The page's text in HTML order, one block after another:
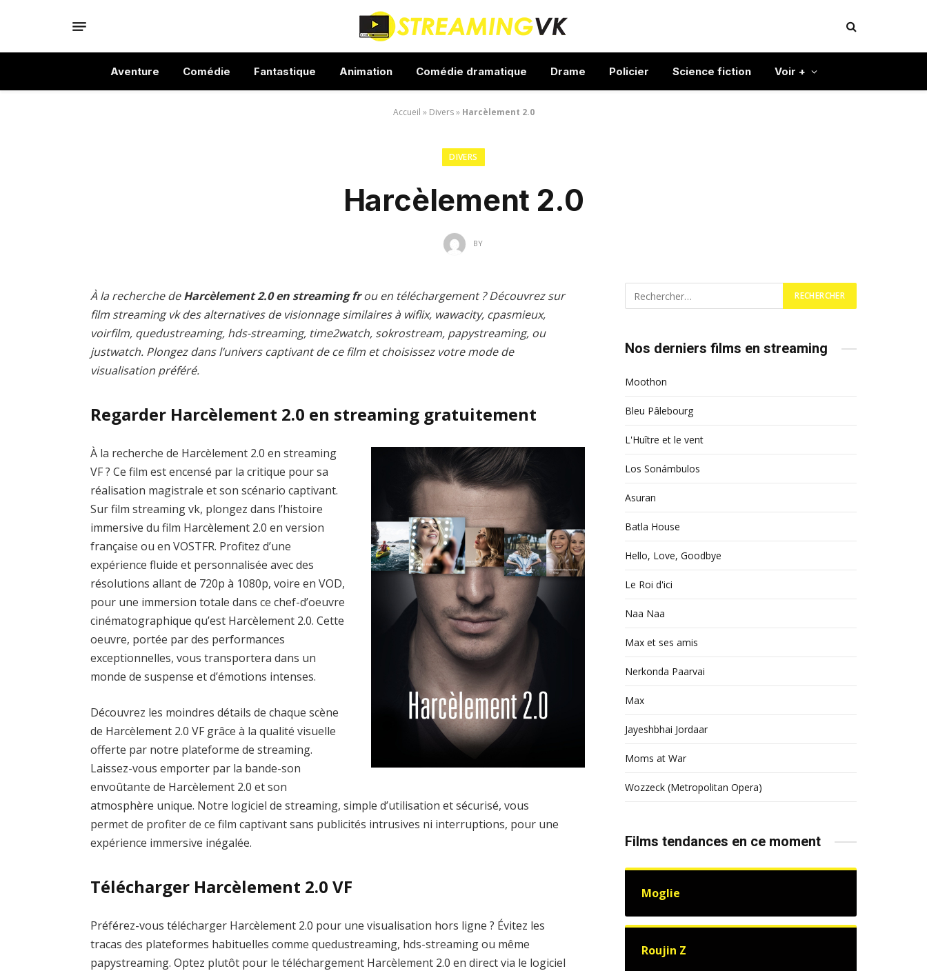
Aventure Comédie Fantastique Animation Comédie dramatique Drame Policier Science fiction Voir +
Accueil » Divers» Harcèlement 2.0
DIVERS
Harcèlement 2.0
BY
À la recherche deHarcèlement 2.0 en streaming frou en téléchargement ? Découvrez sur
film streaming vk des alternatives de visionnage similaires à wiflix, wawacity, cpasmieux,
voirfilm, quedustreaming, hds-streaming, time2watch, sokrostream, papystreaming, ou
justwatch. Plongez dans l’univers captivant de ce film et choisissez votre mode de
visualisation préféré.
Regarder Harcèlement 2.0 en streaming gratuitement
À la recherche de Harcèlement 2.0 en streaming
VF ? Ce film est encensé par la critique pour sa
réalisation magistrale et son scénario captivant.
Sur film streaming vk, plongez dans l’histoire
immersive du film Harcèlement 2.0 en version
française ou en VOSTFR. Profitez d’une
expérience fluide et personnalisée avec des
résolutions allant de 720p à 1080p, voire en VOD,
pour une immersion totale dans ce chef-d’oeuvre
cinématographique qu’est Harcèlement 2.0. Cette
oeuvre, portée par des performances
exceptionnelles, vous transportera dans un
monde de suspense et d’émotions intenses.
Découvrez les moindres détails de chaque scène
de Harcèlement 2.0 VF grâce à la qualité visuelle
offerte par notre plateforme de streaming.
Laissez-vous emporter par la bande-son
envoûtante de Harcèlement 2.0 et son
atmosphère unique. Notre logiciel de streaming, simple d’utilisation et sécurisé, vous
permet de profiter de ce film captivant sans publicités intrusives ni interruptions, pour une
expérience immersive inégalée.
Télécharger Harcèlement 2.0 VF
Préférez-vous télécharger Harcèlement 2.0 pour une visualisation hors ligne ? Évitez les
tracas des plateformes habituelles comme quedustreaming, hds-streaming ou même
papystreaming. Optez plutôt pour le téléchargement Harcèlement 2.0 en direct via le logiciel
Nos derniers films en streaming
Moothon
Bleu Pâlebourg
L'Huître et le vent
Los Sonámbulos
Asuran
Batla House
Hello, Love, Goodbye
Le Roi d'ici
Naa Naa
Max et ses amis
Nerkonda Paarvai
Max
Jayeshbhai Jordaar
Moms at War
Wozzeck (Metropolitan Opera)
Films tendances en ce moment
Moglie
Roujin Z